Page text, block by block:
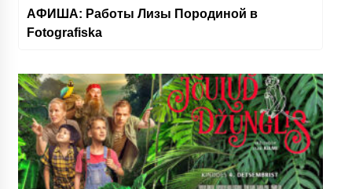
АФИША: Работы Лизы Породиной в
Fotografiska